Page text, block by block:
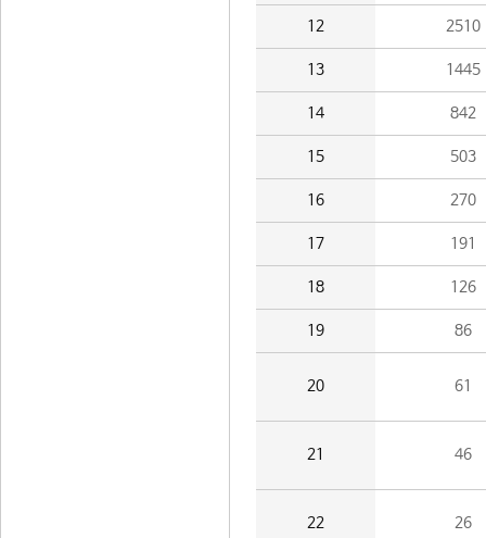
12 2510
13 1445
14 842
15 503
16 270
17 191
18 126
19 86
20 61
21 46
22 26